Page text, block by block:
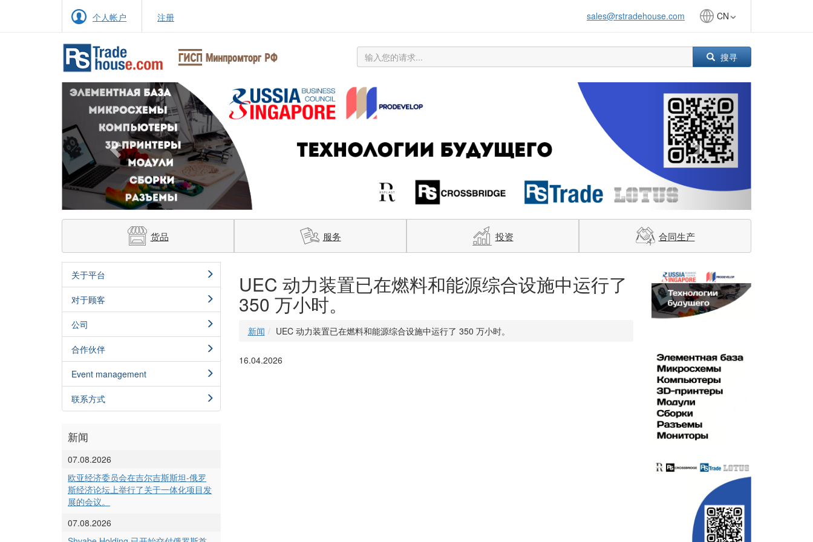
个人帐户 注册 sales@rstradehouse.com CN
搜寻
Previous Next
货品 服务 投资 合同生产
关于平台
对于顾客
公司
合作伙伴
Event management
联系方式
新闻
07.08.2026
欧亚经济委员会在吉尔吉斯斯坦-俄罗
斯经济论坛上举行了关于一体化项目发
展的会议。
07.08.2026
UEC 动力装置已在燃料和能源综合设施中运行了
350 万小时。
新闻 UEC 动力装置已在燃料和能源综合设施中运行了 350 万小时。
16.04.2026